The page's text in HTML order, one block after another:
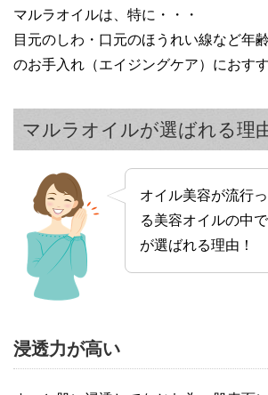
マルラオイルは、特に・・・
目元のしわ・口元のほうれい線など年
のお手入れ（エイジングケア）におす
マルラオイルが選ばれる理
オイル美容が流行
る美容オイルの中
が選ばれる理由！
浸透力が高い